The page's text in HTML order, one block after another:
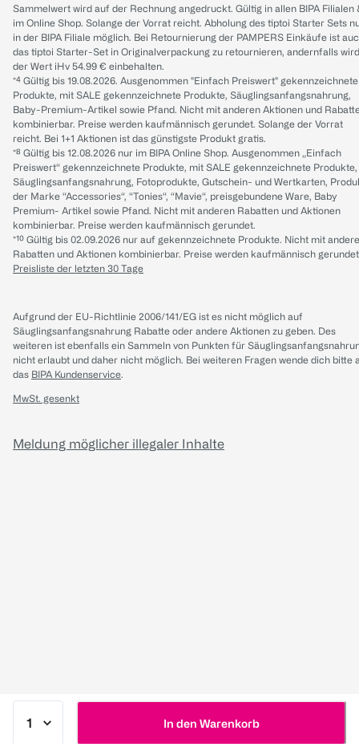
In den Warenkorb
Sammelwert wird auf der Rechnung angedruckt. Gültig in allen BIPA Filialen
im Online Shop. Solange der Vorrat reicht. Abholung des tiptoi Starter Sets
in der BIPA Filiale möglich. Bei Retournierung der PAMPERS Einkäufe ist
das tiptoi Starter-Set in Originalverpackung zu retournieren, andernfalls wird
der Wert iHv 54.99 € einbehalten.
*⁴ Gültig bis 19.08.2026. Ausgenommen "Einfach Preiswert" gekennzeichnete
Produkte, mit SALE gekennzeichnete Produkte, Säuglingsanfangsnahrung,
Baby-Premium-Artikel sowie Pfand. Nicht mit anderen Aktionen und
kombinierbar. Preise werden kaufmännisch gerundet. Solange der Vorrat
reicht. Bei 1+1 Aktionen ist das günstigste Produkt gratis.
*⁸ Gültig bis 12.08.2026 nur im BIPA Online Shop. Ausgenommen „Einfach
Preiswert“ gekennzeichnete Produkte, mit SALE gekennzeichnete Produkte,
Säuglingsanfangsnahrung, Fotoprodukte, Gutschein- und Wertkarten,
der Marke “Accessories“, “Tonies“, “Mavie“, preisgebundene Ware, Baby
Premium- Artikel sowie Pfand. Nicht mit anderen Rabatten und Aktionen
kombinierbar. Preise werden kaufmännisch gerundet.
*¹⁰ Gültig bis 02.09.2026 nur auf gekennzeichnete Produkte. Nicht mit
Rabatten und Aktionen kombinierbar. Preise werden kaufmännisch
Preisliste der letzten 30 Tage
Aufgrund der EU-Richtlinie 2006/141/EG ist es nicht möglich auf
Säuglingsanfangsnahrung Rabatte oder andere Aktionen zu geben. Des
weiteren ist ebenfalls ein Sammeln von Punkten für
nicht erlaubt und daher nicht möglich. Bei weiteren Fragen wende dich bitte
das BIPA Kundenservice.
MwSt. gesenkt
Meldung möglicher illegaler Inhalte